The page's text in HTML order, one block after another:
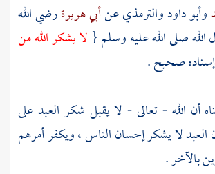
وأبو داودوالترمذيعنأبي هريرةرضي الله
صلى الله عليه وسلم { لا يشكر الله من
صحيح .
أن الله - تعالى - لا يقبل شكر العبد على
العبد لا يشكر إحسان الناس ، ويكفر أمرهم
بالآخر .